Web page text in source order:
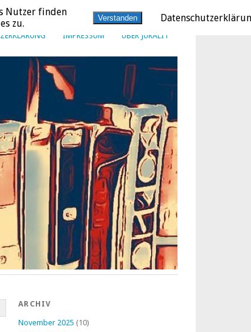
IMPRESSUM ÜBER JURALIT
ARCHIV
November 2025 (10)
Nutzer finden
zu.
Verstanden